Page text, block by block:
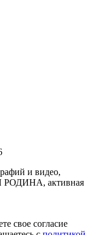
и видео,
РОДИНА, активная
свое согласие